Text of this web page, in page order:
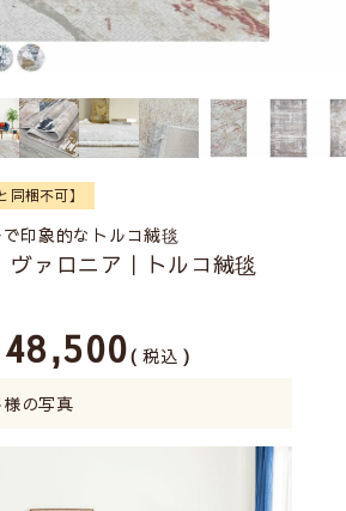
同梱不可】
印象的なトルコ絨毯
ヴァロニア｜トルコ絨毯
税込
の写真